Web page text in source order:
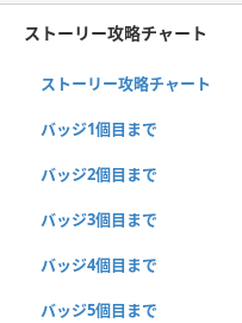
ストーリー攻略チャート
ストーリー攻略チャート
バッジ1個目まで
バッジ2個目まで
バッジ3個目まで
バッジ4個目まで
バッジ5個目まで